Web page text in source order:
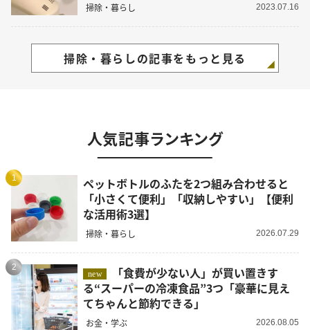
掃除・暮らし 2023.07.16
掃除・暮らしの記事をもっと見る
人気記事ランキング
1
ペットボトルのふたを2つ組み合わせると
「小さくて便利」「収納しやすい」【便利
な活用術3選】
掃除・暮らし 2026.07.29
2
new
る“スーパーの冷凍食品”3つ「豪華に見え
てちゃんと節約できる」
お金・学ぶ 2026.08.05